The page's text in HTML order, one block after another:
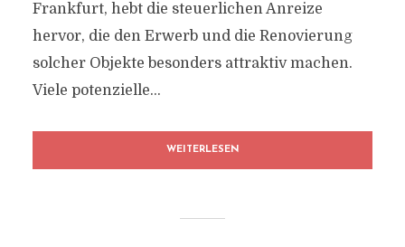
Frankfurt, hebt die steuerlichen Anreize
hervor, die den Erwerb und die Renovierung
solcher Objekte besonders attraktiv machen.
Viele potenzielle...
WEITERLESEN